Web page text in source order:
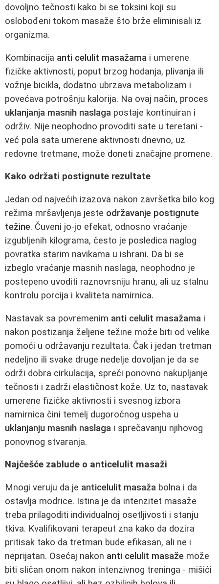
dovoljno tečnosti kako bi se toksini koji su
oslobođeni tokom masaže što brže eliminisali iz
organizma.
Kombinacija anti celulit masažama i umerene
fizičke aktivnosti, poput brzog hodanja, plivanja ili
vožnje bicikla, dodatno ubrzava metabolizam i
povećava potrošnju kalorija. Na ovaj način, proces
uklanjanja masnih naslaga postaje kontinuiran i
održiv. Nije neophodno provoditi sate u teretani -
već pola sata umerene aktivnosti dnevno, uz
redovne tretmane, može doneti značajne promene.
Kako održati postignute rezultate
Jedan od najvećih izazova nakon završetka bilo kog
režima mršavljenja jeste održavanje postignute
težine. Čuveni jo-jo efekat, odnosno vraćanje
izgubljenih kilograma, često je posledica naglog
povratka starim navikama u ishrani. Da bi se
izbeglo vraćanje masnih naslaga, neophodno je
postepeno uvoditi raznovrsniju hranu, ali uz stalnu
kontrolu porcija i kvaliteta namirnica.
Nastavak sa povremenim anti celulit masažama i
nakon postizanja željene težine može biti od velike
pomoći u održavanju rezultata. Čak i jedan tretman
nedeljno ili svake druge nedelje dovoljan je da se
održi dobra cirkulacija, spreči ponovno nakupljanje
tečnosti i zadrži elastičnost kože. Uz to, nastavak
umerene fizičke aktivnosti i svesnog izbora
namirnica čini temelj dugoročnog uspeha u
uklanjanju masnih naslaga i sprečavanju njihovog
ponovnog stvaranja.
Najčešće zablude o anticelulit masaži
Mnogi veruju da je anticelulit masaža bolna i da
ostavlja modrice. Istina je da intenzitet masaže
treba prilagoditi individualnoj osetljivosti i stanju
tkiva. Kvalifikovani terapeut zna kako da dozira
pritisak tako da tretman bude efikasan, ali ne i
neprijatan. Osećaj nakon anti celulit masaže može
biti sličan onom nakon intenzivnog treninga - mišići